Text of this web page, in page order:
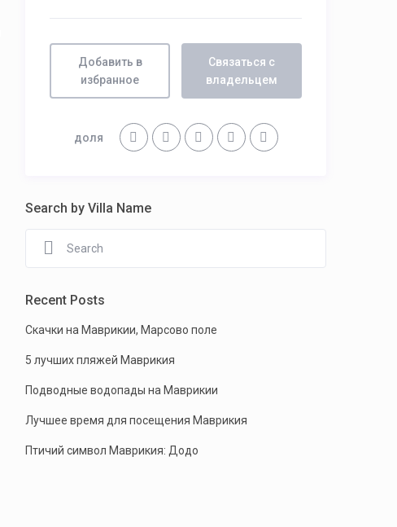
Добавить в
избранное
Связаться с
владельцем
доля
Search by Villa Name
Recent Posts
Скачки на Маврикии, Марсово поле
5 лучших пляжей Маврикия
Подводные водопады на Маврикии
Лучшее время для посещения Маврикия
Птичий символ Маврикия: Додо